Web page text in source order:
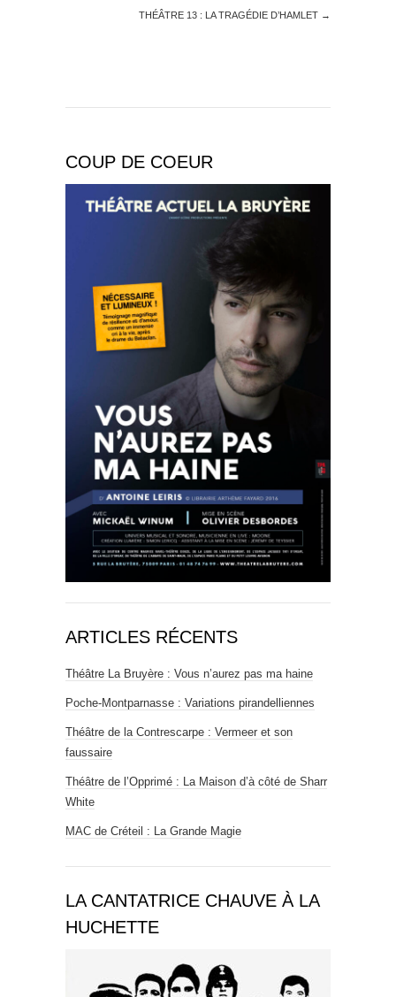
THÉÂTRE 13 : LA TRAGÉDIE D’HAMLET →
COUP DE COEUR
ARTICLES RÉCENTS
Théâtre La Bruyère : Vous n’aurez pas ma haine
Poche-Montparnasse : Variations pirandelliennes
Théâtre de la Contrescarpe : Vermeer et son
faussaire
Théâtre de l’Opprimé : La Maison d’à côté de Sharr
White
MAC de Créteil : La Grande Magie
LA CANTATRICE CHAUVE À LA
HUCHETTE